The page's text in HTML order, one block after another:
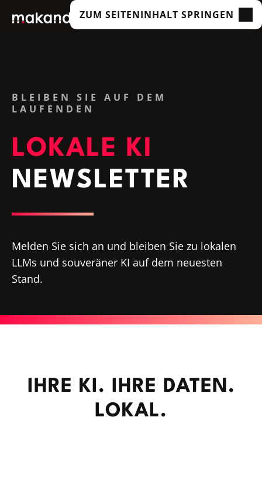
ZUM SEITENINHALT SPRINGEN
TECHNOLOGIEN
ACADEMY
INSIGHTS
BLEIBEN SIE AUF DEM
LAUFENDEN
LOKALE KI
NEWSLETTER
Melden Sie sich an und bleiben Sie zu lokalen
LLMs und souveräner KI auf dem neuesten
Stand.
IHRE KI. IHRE DATEN.
LOKAL.